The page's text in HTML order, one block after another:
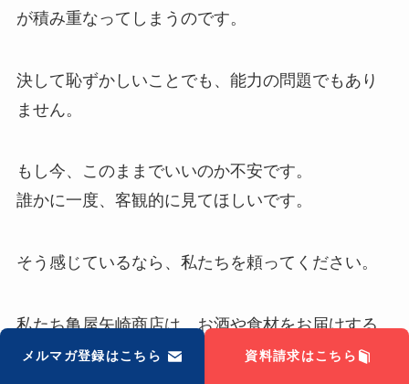
が積み重なってしまうのです。
決して恥ずかしいことでも、能力の問題でもあり
ません。
もし今、このままでいいのか不安です。
誰かに一度、客観的に見てほしいです。
そう感じているなら、私たちを頼ってください。
私たち亀屋矢崎商店は、お酒や食材をお届けする
前に、まずお店の状況をしっかり聞くことを大切
資料請求はこちら
メルマガ登録はこちら